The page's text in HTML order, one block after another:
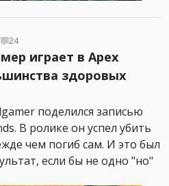
24
играет в Apex
здоровых
поделился записью
В ролике он успел убить
чем погиб сам. И это был
если бы не одно "но"